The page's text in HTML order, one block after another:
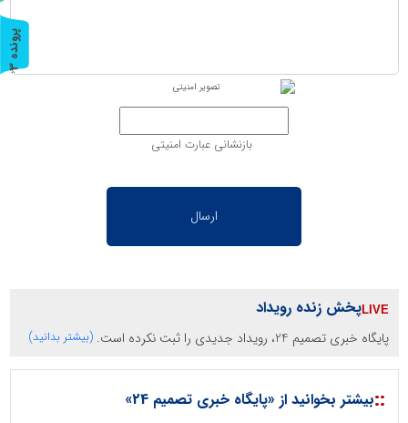
بازنشانی عبارت امنیتی
پخش زنده رویداد
پایگاه خبری تصمیم 24، رویداد جدیدی را ثبت نکرده است. (بیشتر بدانید)
::بیشتر بخوانید از «پایگاه خبری تصمیم 24»
پ
ر
و
ن
د
ه
3